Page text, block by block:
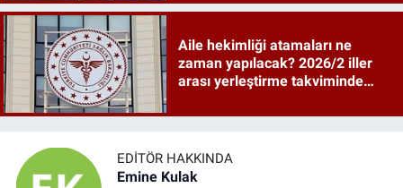
Aile hekimliği atamaları ne
zaman yapılacak? 2026/2 iller
arası yerleştirme takviminde
EDITÖR HAKKINDA
Emine Kulak